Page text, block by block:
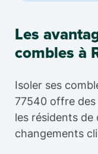
Les
combles à
Isoler ses
77540 offre
les résidents
changements